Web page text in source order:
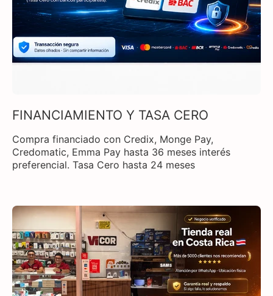
FINANCIAMIENTO Y TASA CERO
Compra financiado con Credix, Monge Pay,
Credomatic, Emma Pay hasta 36 meses interés
preferencial. Tasa Cero hasta 24 meses